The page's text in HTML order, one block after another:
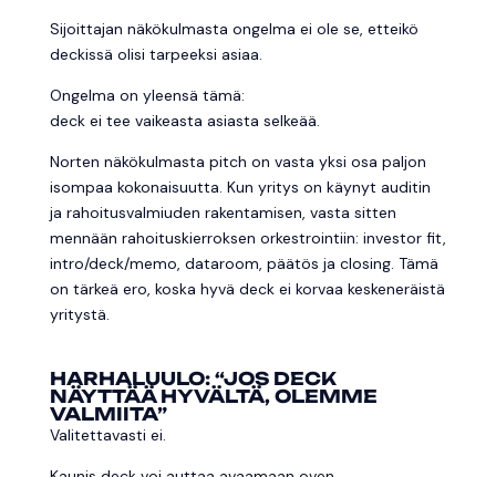
Sijoittajan näkökulmasta ongelma ei ole se, etteikö
deckissä olisi tarpeeksi asiaa.
Ongelma on yleensä tämä:
deck ei tee vaikeasta asiasta selkeää.
Norten näkökulmasta pitch on vasta yksi osa paljon
isompaa kokonaisuutta. Kun yritys on käynyt auditin
ja rahoitusvalmiuden rakentamisen, vasta sitten
mennään rahoituskierroksen orkestrointiin: investor fit,
intro/deck/memo, dataroom, päätös ja closing. Tämä
on tärkeä ero, koska hyvä deck ei korvaa keskeneräistä
yritystä.
HARHALUULO: “JOS DECK
NÄYTTÄÄ HYVÄLTÄ, OLEMME
VALMIITA”
Valitettavasti ei.